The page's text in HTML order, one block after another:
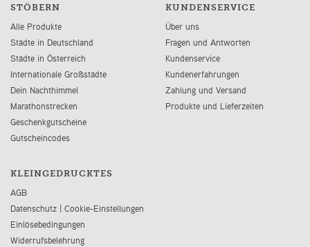
STÖBERN
Alle Produkte
Städte in Deutschland
Städte in Österreich
Internationale Großstädte
Dein Nachthimmel
Marathonstrecken
Geschenkgutscheine
Gutscheincodes
KUNDENSERVICE
Über uns
Fragen und Antworten
Kundenservice
Kundenerfahrungen
Zahlung und Versand
Produkte und Lieferzeiten
KLEINGEDRUCKTES
AGB
Datenschutz | Cookie-Einstellungen
Einlösebedingungen
Widerrufsbelehrung